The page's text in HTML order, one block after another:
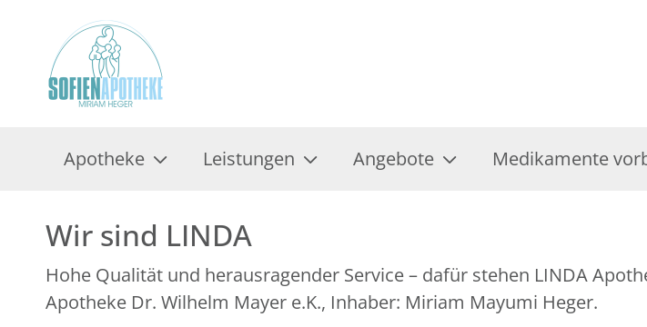
Apotheke Leistungen Angebote Medikamente
Wir sind LINDA
Hohe Qualität und herausragender Service – dafür stehen LINDA
Apotheke Dr. Wilhelm Mayer e.K., Inhaber: Miriam Mayumi Heger.